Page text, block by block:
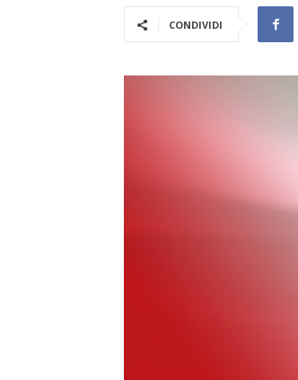
CONDIVIDI